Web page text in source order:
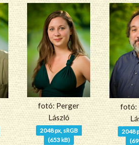
fotó: Perger
László
2048 px, sRGB
(653 kB)
fotó:
2048